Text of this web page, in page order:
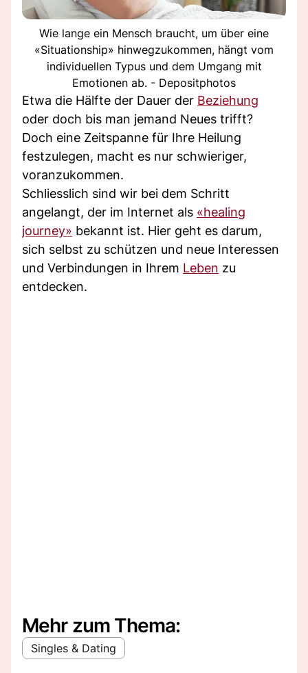
Wie lange ein Mensch braucht, um über eine
«Situationship» hinwegzukommen, hängt vom
individuellen Typus und dem Umgang mit
Emotionen ab. - Depositphotos
Etwa die Hälfte der Dauer der Beziehung
oder doch bis man jemand Neues trifft?
Doch eine Zeitspanne für Ihre Heilung
festzulegen, macht es nur schwieriger,
voranzukommen.
Schliesslich sind wir bei dem Schritt
angelangt, der im Internet als «healing
journey» bekannt ist. Hier geht es darum,
sich selbst zu schützen und neue Interessen
und Verbindungen in Ihrem Leben zu
entdecken.
Mehr zum Thema:
Singles & Dating